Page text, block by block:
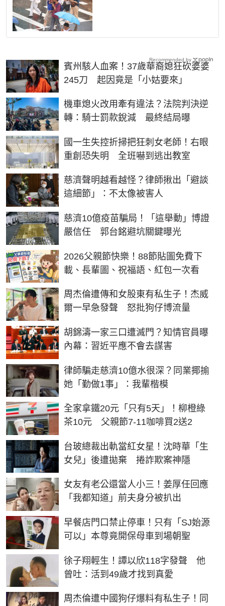
賓州駭人血案！37歲華裔媳狂砍婆婆
245刀 起因竟是「小姑要來」
機車熄火改用牽有違法？法院判決逆
轉：騎士罰款銳減 最終結局曝
國一生失控折掃把狂刺女老師！右眼
重創恐失明 全班嚇到逃出教室
慈濟聲明越看越怪？律師揪出「避談
這細節」：不太像被害人
慈濟10億疫苗騙局！「這舉動」博證
嚴信任 郭台銘避坑關鍵曝光
2026父親節快樂！88節貼圖免費下
載、長輩圖、祝福語、紅包一次看
周杰倫遭傳和女股東有私生子！杰威
爾一早急發聲 怒批狗仔博流量
胡錦濤一家三口遭滅門？知情官員曝
內幕：習近平應不會去謀害
律師騙走慈濟10億水很深？同業揶揄
她「勤做1事」：我輩楷模
全家拿鐵20元「只有5天」！柳橙綠
茶10元 父親節7-11咖啡買2送2
台玻總裁出軌當紅女星！沈時華「生
女兒」後遭拋棄 捲詐欺案神隱
女友有老公還當人小三！姜厚任回應
「我都知道」前夫身分被扒出
早餐店門口禁止停車！只有「SJ始源
可以」本尊竟開保母車到場朝聖
徐子翔輕生！譚以欣118字發聲 他
曾吐：活到49歲才找到真愛
周杰倫遭中國狗仔爆料有私生子！同
Recommended by